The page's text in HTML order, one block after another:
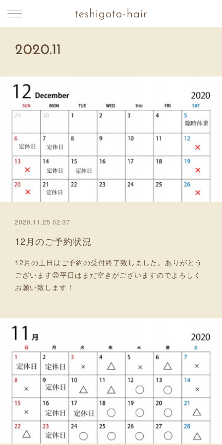
teshigoto-hair
2020.11
2020.11.25 02:37
12月のご予約状況
12月の土日はご予約の受付終了致しました。ありがとう
ございます😊平日はまだ空きがございますのでよろしく
お願い致します！